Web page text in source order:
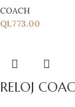
COACH
Q1,773.00
RELOJ